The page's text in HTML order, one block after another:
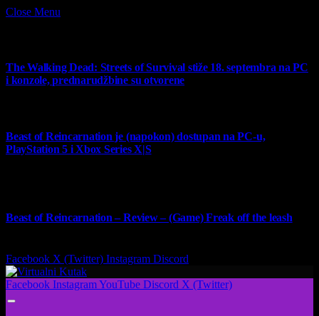
Close Menu
The Walking Dead: Streets of Survival stiže 18. septembra na PC
i konzole, prednarudžbine su otvorene
Beast of Reincarnation je (napokon) dostupan na PC-u,
PlayStation 5 i Xbox Series X|S
Beast of Reincarnation – Review – (Game) Freak off the leash
Facebook X (Twitter) Instagram Discord
Facebook InstagramYouTube Discord X (Twitter)